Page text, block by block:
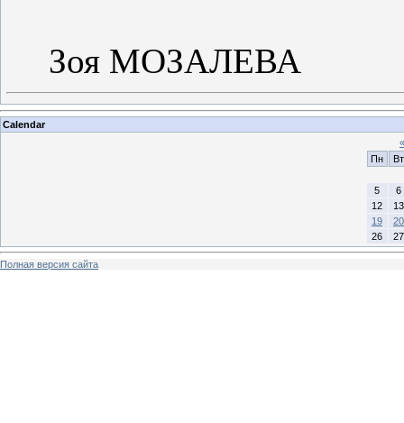
Зоя МОЗАЛЕВА
Calendar
«
Пн
Вт
5
6
12
13
19
20
26
27
Полная версия сайта